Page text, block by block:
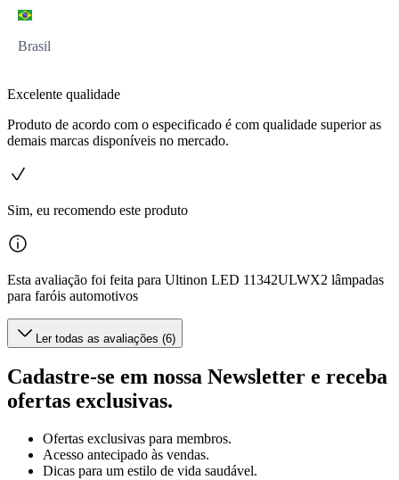
Brasil
Excelente qualidade
Produto de acordo com o especificado é com qualidade superior as
demais marcas disponíveis no mercado.
Sim, eu recomendo este produto
Esta avaliação foi feita para Ultinon LED 11342ULWX2 lâmpadas
para faróis automotivos
Ler todas as avaliações (6)
Cadastre-se em nossa Newsletter e receba
ofertas exclusivas.
Ofertas exclusivas para membros.
Acesso antecipado às vendas.
Dicas para um estilo de vida saudável.